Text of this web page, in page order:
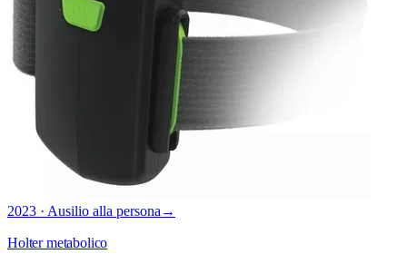
2023 · Ausilio alla persona →
Holter metabolico